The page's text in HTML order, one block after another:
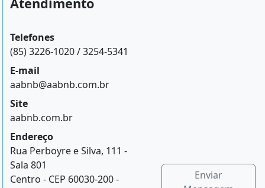
Telefones
(85) 3226-1020 / 3254-5341
E-mail
aabnb@aabnb.com.br
Site
aabnb.com.br
Endereço
Rua Perboyre e Silva, 111 -
Sala 801
Centro - CEP 60030-200 -
Enviar